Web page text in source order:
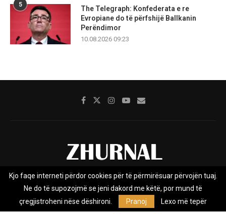
5
The Telegraph: Konfederata e re
Evropiane do të përfshijë Ballkanin
Perëndimor
10.08.2026 09:23
Rreth nesh Impresumi Marketing
Kontakt
Privacy Policy
Zhurnal.mk është Agjenci e Lajmeve e pavarur, e themeluar në vitin
Kjo faqe interneti përdor cookies për të përmirësuar përvojën tuaj.
Ne do të supozojmë se jeni dakord me këtë, por mund të
çregjistroheni nëse dëshironi.
Pranoj Lexo më tepër